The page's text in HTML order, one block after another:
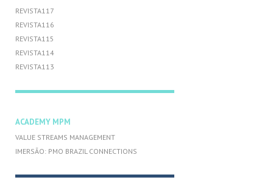
REVISTA117
REVISTA116
REVISTA115
REVISTA114
REVISTA113
ACADEMY MPM
VALUE STREAMS MANAGEMENT
IMERSÃO: PMO BRAZIL CONNECTIONS